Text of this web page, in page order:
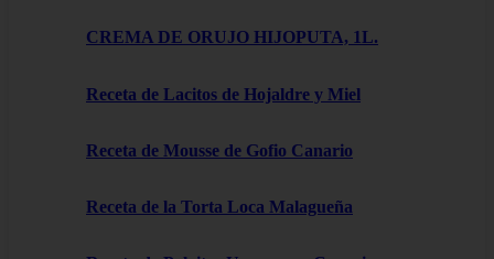
CREMA DE ORUJO HIJOPUTA, 1L.
Receta de Lacitos de Hojaldre y Miel
Receta de Mousse de Gofio Canario
Receta de la Torta Loca Malagueña